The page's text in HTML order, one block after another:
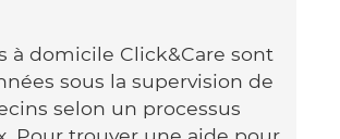
à domicile Click&Care sont
sous la supervision de
selon un processus